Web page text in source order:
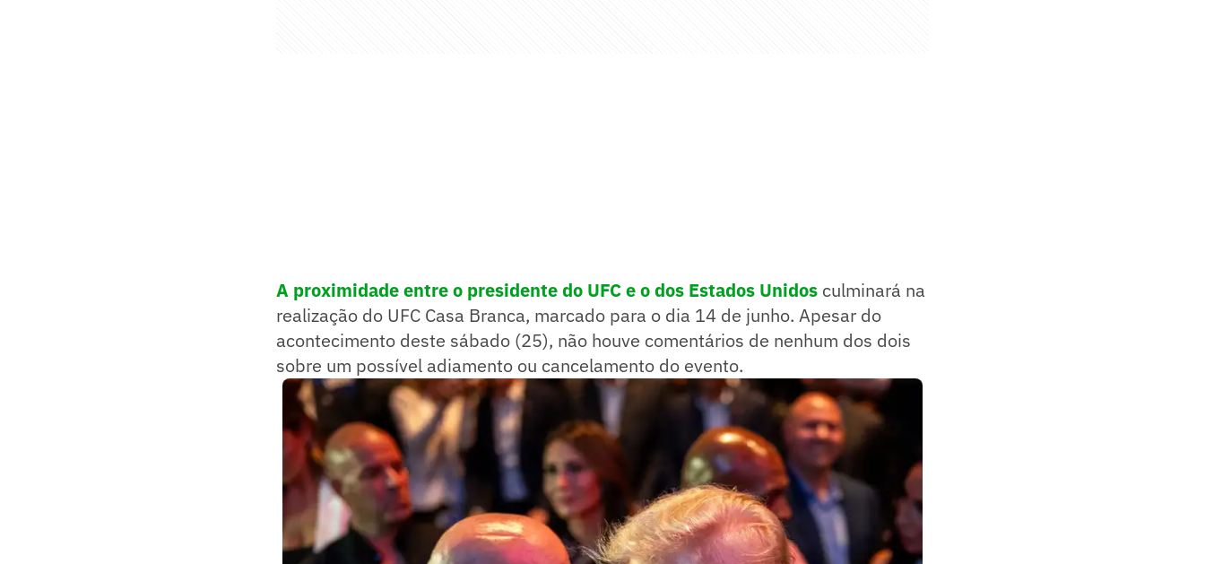
A proximidade entre o presidente do UFC e o dos Estados Unidos culminará na
realização do UFC Casa Branca, marcado para o dia 14 de junho. Apesar do
acontecimento deste sábado (25), não houve comentários de nenhum dos dois
sobre um possível adiamento ou cancelamento do evento.